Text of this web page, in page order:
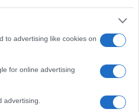
to advertising like cookies on
for online advertising
advertising.